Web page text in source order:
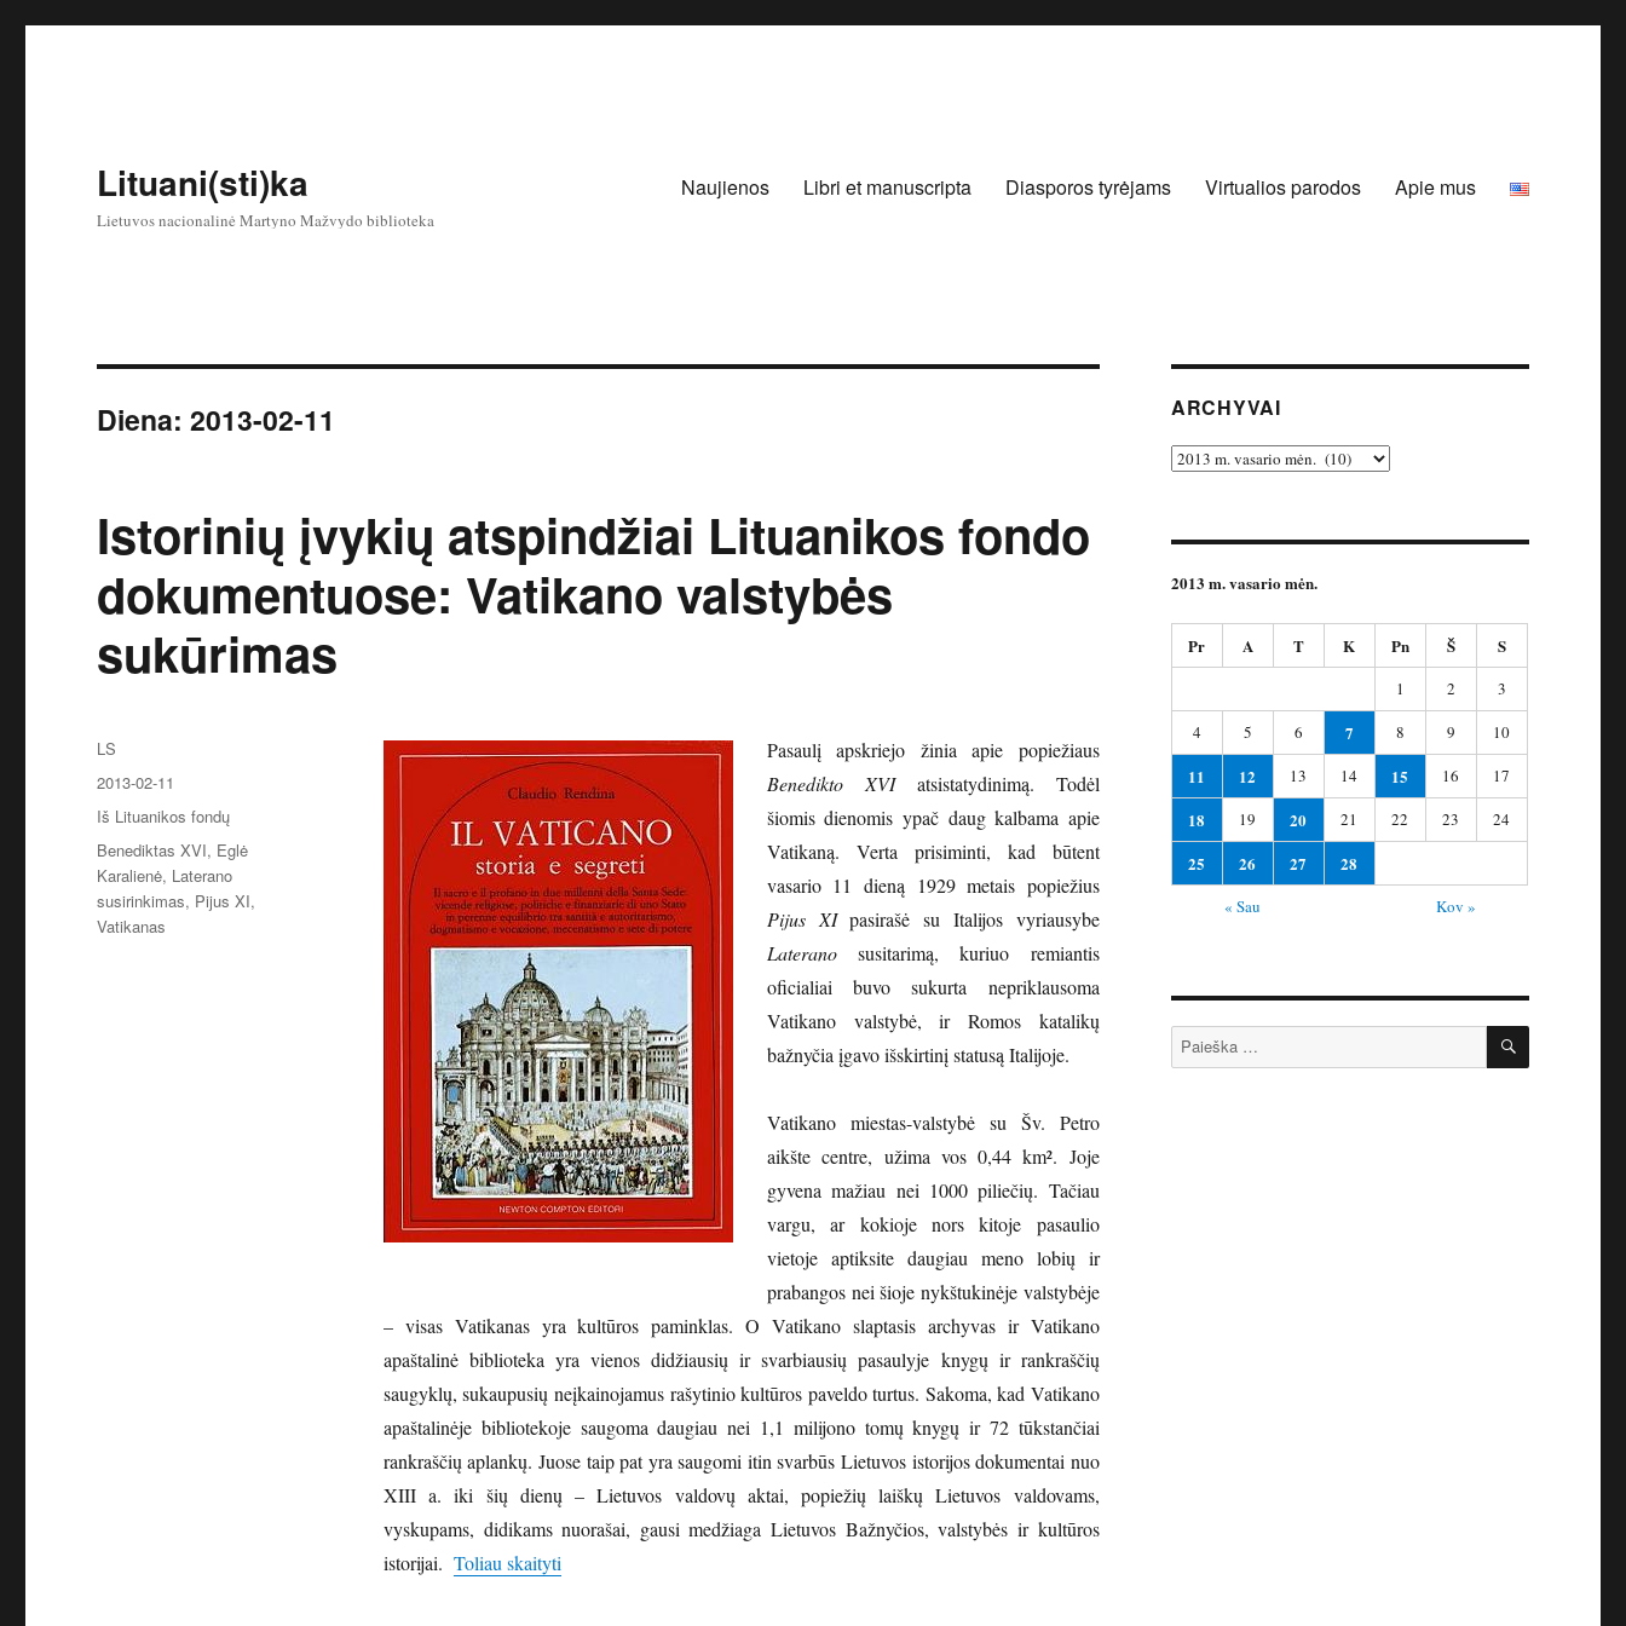
Lituani(sti)ka
Lietuvos nacionalinė Martyno Mažvydo biblioteka
Naujienos Libri et manuscripta Diasporos tyrėjams Virtualios parodos Apie mus
Diena:2013-02-11
Istorinių įvykių atspindžiai Lituanikos fondo
dokumentuose: Vatikano valstybės
sukūrimas
Pasaulį apskriejo žinia apie popiežiaus
Benedikto XVIatsistatydinimą. Todėl
šiomis dienomis ypač daug kalbama apie
Vatikaną. Verta prisiminti, kad būtent
vasario 11 dieną 1929 metais popiežius
Pijus XIpasirašė su Italijos vyriausybe
Lateranosusitarimą, kuriuo remiantis
oficialiai buvo sukurta nepriklausoma
Vatikano valstybė, ir Romos katalikų
bažnyčia įgavo išskirtinį statusą Italijoje.
Vatikano miestas-valstybė su Šv. Petro
aikšte centre, užima vos 0,44 km². Joje
gyvena mažiau nei 1000 piliečių. Tačiau
vargu, ar kokioje nors kitoje pasaulio
vietoje aptiksite daugiau meno lobių ir
prabangos nei šioje nykštukinėje valstybėje
– visas Vatikanas yra kultūros paminklas. O Vatikano slaptasis archyvas ir Vatikano
apaštalinė biblioteka yra vienos didžiausių ir svarbiausių pasaulyje knygų ir rankraščių
saugyklų, sukaupusių neįkainojamus rašytinio kultūros paveldo turtus. Sakoma, kad Vatikano
apaštalinėje bibliotekoje saugoma daugiau nei 1,1 milijono tomų knygų ir 72 tūkstančiai
rankraščių aplankų. Juose taip pat yra saugomi itin svarbūs Lietuvos istorijos dokumentai nuo
XIII a. iki šių dienų – Lietuvos valdovų aktai, popiežių laiškų Lietuvos valdovams,
vyskupams, didikams nuorašai, gausi medžiaga Lietuvos Bažnyčios, valstybės ir kultūros
istorijai. Toliau skaityti„Istorinių įvykių atspindžiai Lituanikos fondo dokumentuose: Vatikano valstybės sukūrimas”
Autorius
LS
Paskelbta
2013-02-11
Kategorijos
Iš Lituanikos fondų
Žymos
Benediktas XVI, Eglė
Karalienė, Laterano
susirinkimas, Pijus XI,
Vatikanas
ARCHYVAI
Archyvai
2013 m. vasario mėn.
Pr A T K Pn Š S
1 2
3
4
5 6 7 8 9 10
11 12 13 14 15 16 17
18 19 20 21 22 23 24
25 26 27 28
« Sau Kov »
Ieškoti: IEŠKOTI